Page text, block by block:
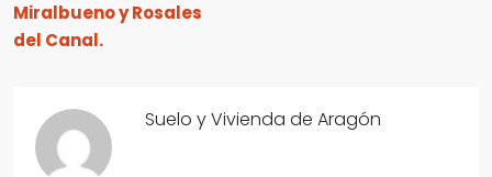
Miralbueno y Rosales
del Canal.
Suelo y Vivienda de Aragón